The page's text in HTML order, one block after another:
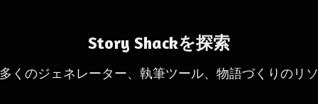
Story Shackを探索
くのジェネレーター、執筆ツール、物語づくりのリ